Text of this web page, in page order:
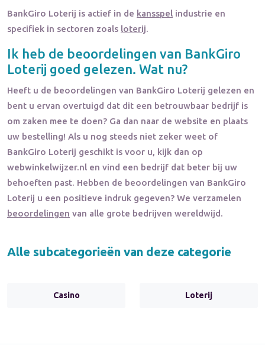
BankGiro Loterij is actief in de kansspel industrie en
specifiek in sectoren zoals loterij.
Ik heb de beoordelingen van BankGiro
Loterij goed gelezen. Wat nu?
Heeft u de beoordelingen van BankGiro Loterij gelezen en
bent u ervan overtuigd dat dit een betrouwbaar bedrijf is
om zaken mee te doen? Ga dan naar de website en plaats
uw bestelling! Als u nog steeds niet zeker weet of
BankGiro Loterij geschikt is voor u, kijk dan op
webwinkelwijzer.nl en vind een bedrijf dat beter bij uw
behoeften past. Hebben de beoordelingen van BankGiro
Loterij u een positieve indruk gegeven? We verzamelen
beoordelingen van alle grote bedrijven wereldwijd.
Alle subcategorieën van deze categorie
Casino Loterij